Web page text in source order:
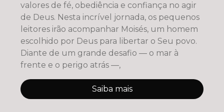
valores de fé, obediência e confiança no agir
de Deus. Nesta incrível jornada, os pequenos
leitores irão acompanhar Moisés, um homem
escolhido por Deus para libertar o Seu povo.
Diante de um grande desafio — o mar à
frente e o perigo atrás —,
Saiba mais